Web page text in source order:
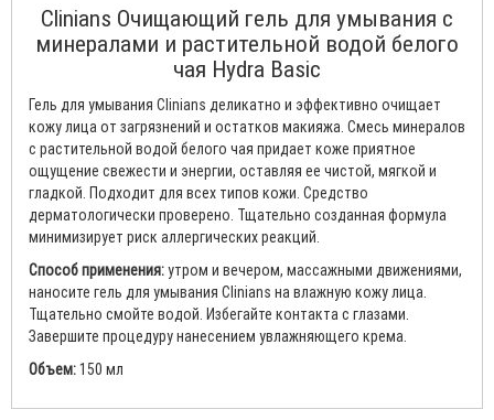
Clinians Очищающий гель для умывания с
минералами и растительной водой белого
чая Hydra Basic
Гель для умывания Clinians деликатно и эффективно очищает
кожу лица от загрязнений и остатков макияжа. Смесь минералов
с растительной водой белого чая придает коже приятное
ощущение свежести и энергии, оставляя ее чистой, мягкой и
гладкой. Подходит для всех типов кожи. Средство
дерматологически проверено. Тщательно созданная формула
минимизирует риск аллергических реакций.
Способ применения:утром и вечером, массажными движениями,
наносите гель для умывания Clinians на влажную кожу лица.
Тщательно смойте водой. Избегайте контакта с глазами.
Завершите процедуру нанесением увлажняющего крема.
Объем:150 мл